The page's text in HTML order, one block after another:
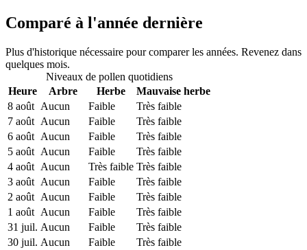
Comparé à l'année dernière
Plus d'historique nécessaire pour comparer les années. Revenez dans
quelques mois.
Niveaux de pollen quotidiens
Heure
Arbre Herbe
Mauvaise herbe
8 août Aucun Faible
Très faible
7 août Aucun Faible
Très faible
6 août Aucun Faible
Très faible
5 août Aucun Faible
Très faible
4 août Aucun Très faible Très faible
3 août Aucun Faible
Très faible
2 août Aucun Faible
Très faible
1 août Aucun Faible
Très faible
31 juil. Aucun Faible
Très faible
30 juil. Aucun Faible
Très faible